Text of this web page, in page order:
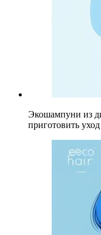
Экошампуни из
приготовить